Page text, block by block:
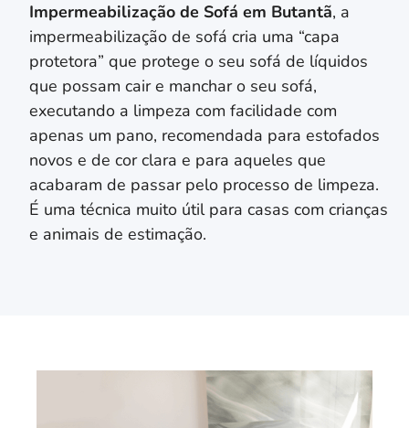
Impermeabilização de Sofá em Butantã, a
impermeabilização de sofá cria uma “capa
protetora” que protege o seu sofá de líquidos
que possam cair e manchar o seu sofá,
executando a limpeza com facilidade com
apenas um pano, recomendada para estofados
novos e de cor clara e para aqueles que
acabaram de passar pelo processo de limpeza.
É uma técnica muito útil para casas com crianças
e animais de estimação.